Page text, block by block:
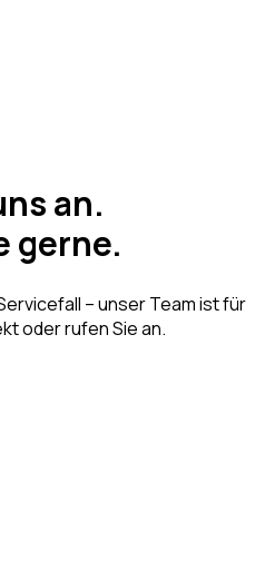
an.
gerne.
– unser Team ist für
oder rufen Sie an.